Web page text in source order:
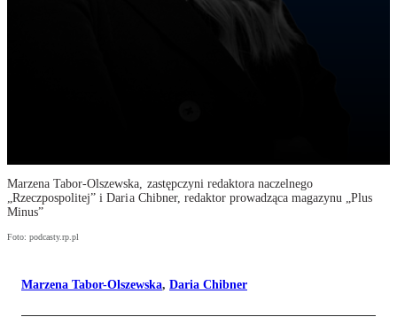
Marzena Tabor-Olszewska, zastępczyni redaktora naczelnego
„Rzeczpospolitej” i Daria Chibner, redaktor prowadząca magazynu „Plus
Minus”
Foto: podcasty.rp.pl
Marzena Tabor-Olszewska, Daria Chibner